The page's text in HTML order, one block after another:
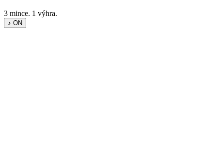
3 mince. 1 výhra.
♪ ON